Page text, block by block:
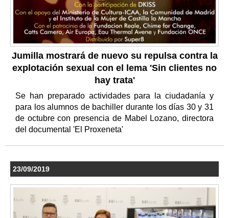
Jumilla mostrará de nuevo su repulsa contra la
explotación sexual con el lema 'Sin clientes no
hay trata'
Se han preparado actividades para la ciudadanía y
para los alumnos de bachiller durante los días 30 y 31
de octubre con presencia de Mabel Lozano, directora
del documental 'El Proxeneta'
23/09/2019